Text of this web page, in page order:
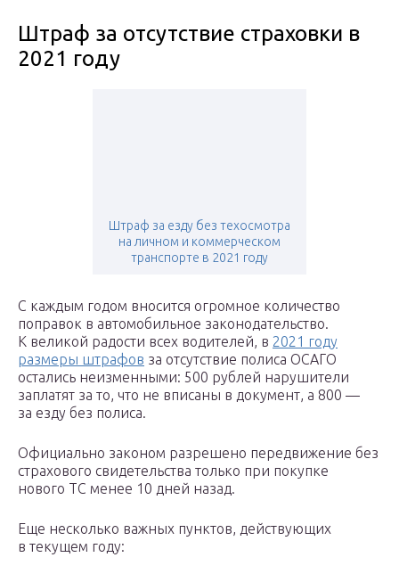
Штраф за отсутствие страховки в
2021 году
Штраф за езду без техосмотра
на личном и коммерческом
транспорте в 2021 году
С каждым годом вносится огромное количество
поправок в автомобильное законодательство.
К великой радости всех водителей, в 2021 году
размеры штрафов за отсутствие полиса ОСАГО
остались неизменными: 500 рублей нарушители
заплатят за то, что не вписаны в документ, а 800 —
за езду без полиса.
Официально законом разрешено передвижение без
страхового свидетельства только при покупке
нового ТС менее 10 дней назад.
Еще несколько важных пунктов, действующих
в текущем году: